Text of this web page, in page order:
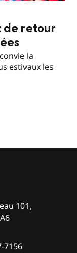
de retour
la
estivaux les
101,
7156